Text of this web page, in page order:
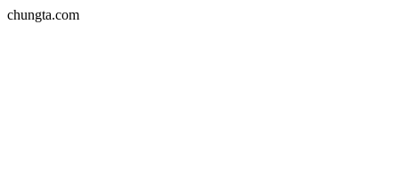
chungta.com